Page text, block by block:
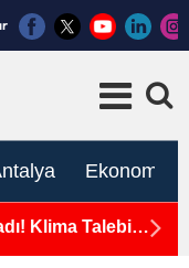
Ekonomi
Klima Talebi